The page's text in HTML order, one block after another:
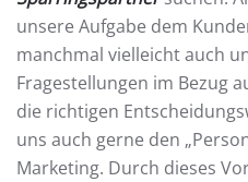
unsere Aufgabe dem
manchmal vielleicht auch
Fragestellungen im Bezug
die richtigen
uns auch gerne den
Marketing. Durch dieses